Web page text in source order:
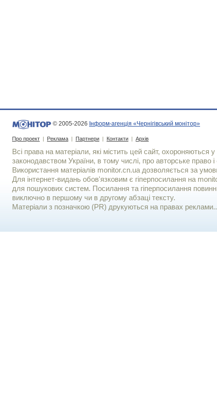
© 2005-2026 Інформ-агенція «Чернігівський монітор»
Про проект | Реклама | Партнери | Контакти | Архів
Всі права на матеріали, які містить цей сайт, охороняються у
законодавством України, в тому числі, про авторське право і
Використання матерiалiв monitor.cn.ua дозволяється за
Для iнтернет-видань обов'язковим є гiперпосилання на
для пошукових систем. Посилання та гіперпосилання
виключно в першому чи в другому абзаці тексту.
Матеріали з позначкою (PR) друкуються на правах реклами..